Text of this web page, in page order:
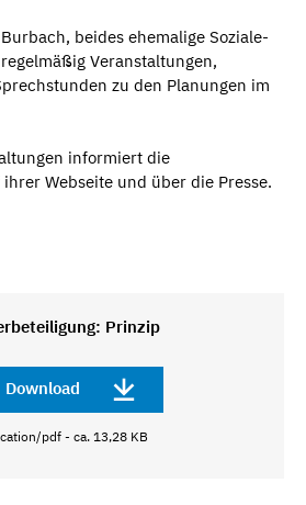
beides ehemalige Soziale-
Veranstaltungen,
zu den Planungen im
informiert die
Webseite und über die Presse.
Prinzip
Download
pdf - ca. 13,28 KB